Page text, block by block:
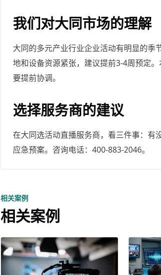
我们对大同市场的理解
大同的多元产业行业企业活动有明显的
地和设备资源紧张，建议提前3-4周预定
要提前协调。
选择服务商的建议
在大同选活动直播服务商，看三件事：有
应急预案。咨询电话：400-883-2046。
相关案例
相关案例